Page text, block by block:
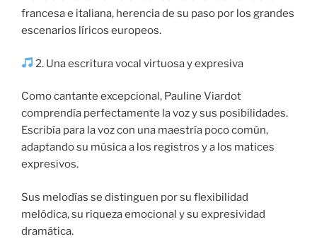
francesa e italiana, herencia de su paso por los grandes
escenarios líricos europeos.
2. Una escritura vocal virtuosa y expresiva
Como cantante excepcional, Pauline Viardot
comprendía perfectamente la voz y sus posibilidades.
Escribía para la voz con una maestría poco común,
adaptando su música a los registros y a los matices
expresivos.
Sus melodías se distinguen por su flexibilidad
melódica, su riqueza emocional y su expresividad
dramática.